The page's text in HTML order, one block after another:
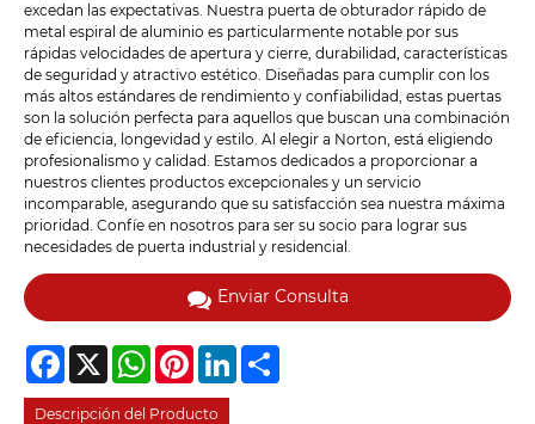
excedan las expectativas. Nuestra puerta de obturador rápido de
metal espiral de aluminio es particularmente notable por sus
rápidas velocidades de apertura y cierre, durabilidad, características
de seguridad y atractivo estético. Diseñadas para cumplir con los
más altos estándares de rendimiento y confiabilidad, estas puertas
son la solución perfecta para aquellos que buscan una combinación
de eficiencia, longevidad y estilo. Al elegir a Norton, está eligiendo
profesionalismo y calidad. Estamos dedicados a proporcionar a
nuestros clientes productos excepcionales y un servicio
incomparable, asegurando que su satisfacción sea nuestra máxima
prioridad. Confíe en nosotros para ser su socio para lograr sus
necesidades de puerta industrial y residencial.
Enviar Consulta
Facebook
X WhatsAppPinterestLinkedIn
Descripción del Producto